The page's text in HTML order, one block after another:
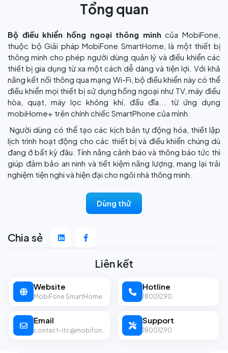
Tổng quan
Bộ điều khiển hồng ngoại thông minh của MobiFone,
thuộc bộ Giải pháp MobiFone SmartHome, là một thiết bị
thông minh cho phép người dùng quản lý và điều khiển các
thiết bị gia dụng từ xa một cách dễ dàng và tiện lợi. Với khả
năng kết nối thông qua mạng Wi-Fi, bộ điều khiển này có thể
điều khiển mọi thiết bị sử dụng hồng ngoại như TV, máy điều
hòa, quạt, máy lọc không khí, đầu đĩa... từ ứng dụng
mobiHome+ trên chính chiếc SmartPhone của mình.
Người dùng có thể tạo các kịch bản tự động hóa, thiết lập
lịch trình hoạt động cho các thiết bị và điều khiển chúng dù
đang ở bất kỳ đâu. Tính năng cảnh báo và thông báo tức thì
giúp đảm bảo an ninh và tiết kiệm năng lượng, mang lại trải
nghiệm tiện nghi và hiện đại cho ngôi nhà thông minh.
Dùng thử
Chia sẻ
Liên kết
Website
MobiFone SmartHome
Hotline
18001290
Email
contact-itc@mobifone.vn
Support
18001290